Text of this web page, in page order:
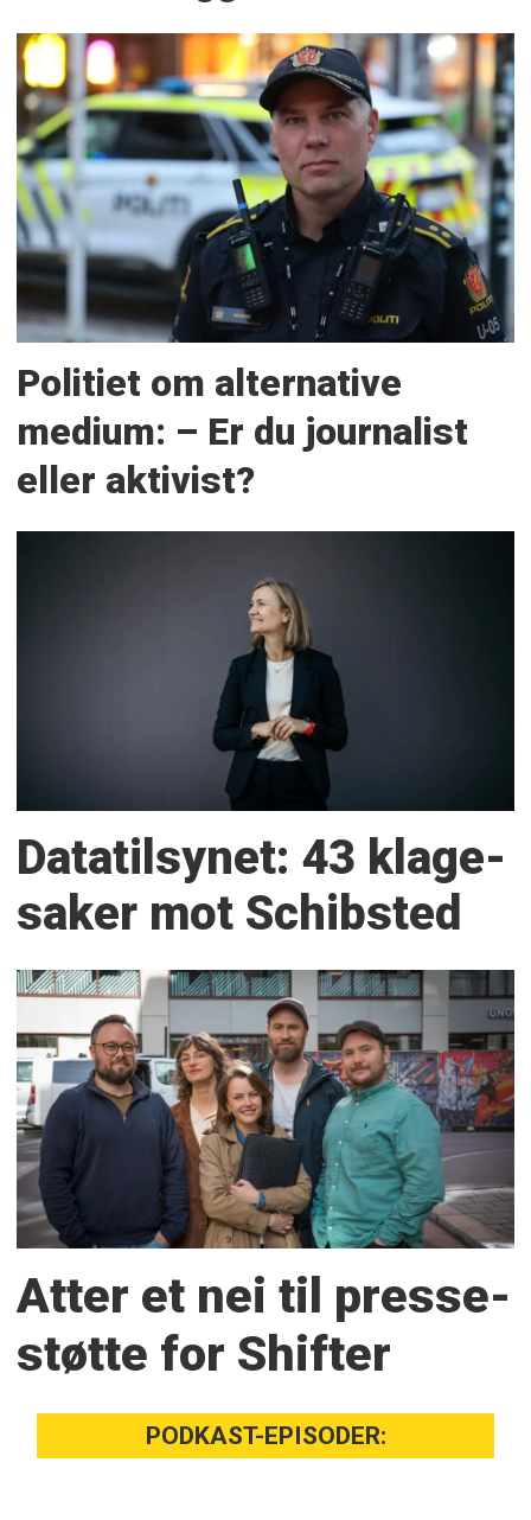
Politiet om alternative
medium: – Er du journalist
eller aktivist?
Datatilsynet: 43 klage­
saker mot Schibsted
Atter et nei til presse­
støtte for Shifter
PODKAST-EPISODER: